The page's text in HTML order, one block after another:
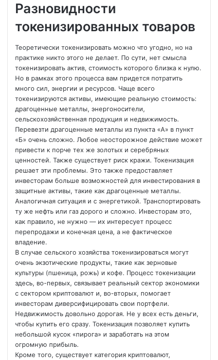
Разновидности
токенизированных товаров
Теоретически токенизировать можно что угодно, но на
практике никто этого не делает. По сути, нет смысла
токенизировать актив, стоимость которого близка к нулю.
Но в рамках этого процесса вам придется потратить
много сил, энергии и ресурсов. Чаще всего
токенизируются активы, имеющие реальную стоимость:
драгоценные металлы, энергоносители,
сельскохозяйственная продукция и недвижимость.
Перевезти драгоценные металлы из пункта «А» в пункт
«Б» очень сложно. Любое неосторожное действие может
привести к порче тех же золотых и серебряных
ценностей. Также существует риск кражи. Токенизация
решает эти проблемы. Это также предоставляет
инвесторам больше возможностей для инвестирования в
защитные активы, такие как драгоценные металлы.
Аналогичная ситуация и с энергетикой. Транспортировать
ту же нефть или газ дорого и сложно. Инвесторам это,
как правило, не нужно — их интересует процесс
перепродажи и конечная цена, а не фактическое
владение.
В случае сельского хозяйства токенизироваться могут
очень экзотические продукты, такие как зерновые
культуры (пшеница, рожь) и кофе. Процесс токенизации
здесь, во-первых, связывает реальный сектор экономики
с сектором криптовалют и, во-вторых, помогает
инвесторам диверсифицировать свои портфели.
Недвижимость довольно дорогая. Не у всех есть деньги,
чтобы купить его сразу. Токенизация позволяет купить
небольшой кусок «пирога» и заработать на этом
огромную прибыль.
Кроме того, существует категория криптовалют,